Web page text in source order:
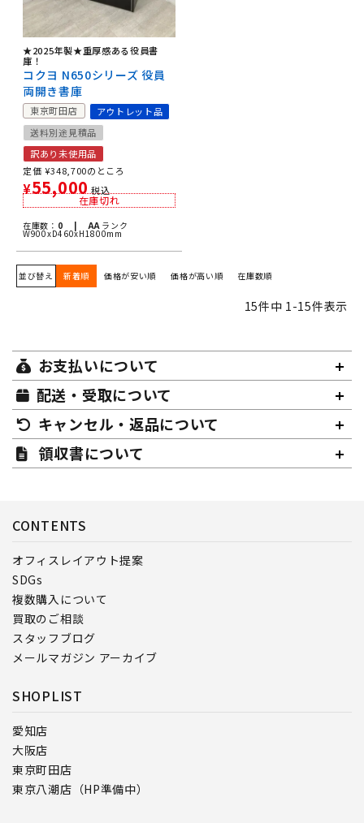
★2025年製★重厚感ある役員書
庫！
コクヨ N650シリーズ 役員
両開き書庫
東京町田店
アウトレット品
送料別途見積品
訳あり未使用品
定価 ¥348,700のところ
¥55,000 税込
在庫切れ
在庫数： 0 | AAランク
W900xD460xH1800mm
並び替え 新着順 価格が安い順 価格が高い順 在庫数順
15件中 1-15件表示
お支払いについて
配送・受取について
キャンセル・返品について
領収書について
CONTENTS
オフィスレイアウト提案
SDGs
複数購入について
買取のご相談
スタッフブログ
メールマガジン アーカイブ
SHOPLIST
愛知店
大阪店
東京町田店
東京八潮店（HP準備中）